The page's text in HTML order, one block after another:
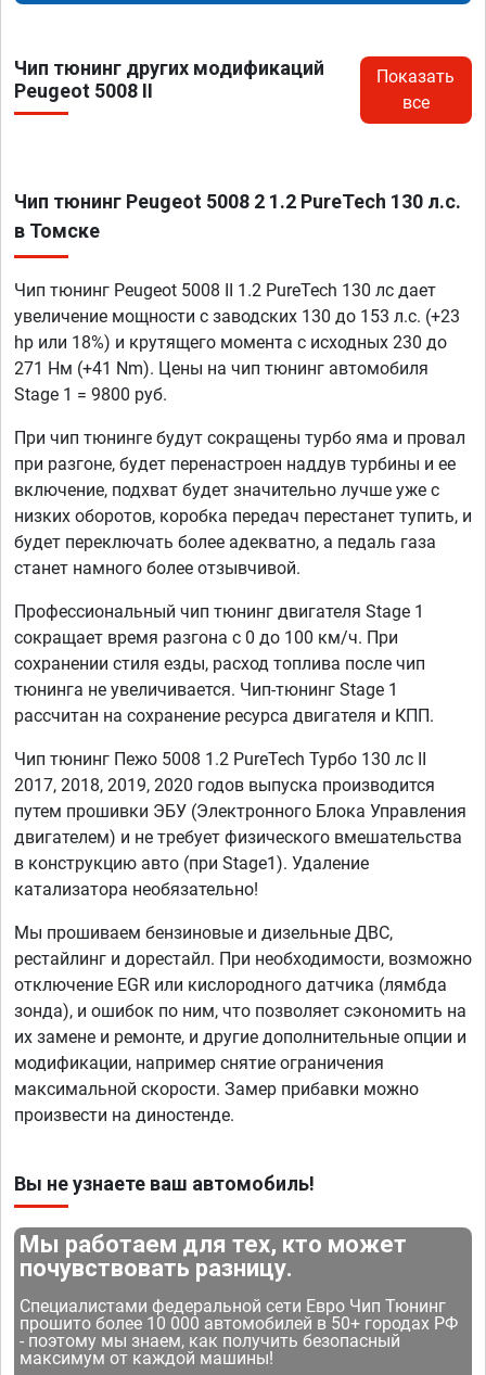
Чип тюнинг других модификаций
Peugeot 5008 II
Показать
все
Чип тюнинг Peugeot 5008 2 1.2 PureTech 130 л.с.
в Томске
Чип тюнинг Peugeot 5008 II 1.2 PureTech 130 лс дает
увеличение мощности с заводских 130 до 153 л.с. (+23
hp или 18%) и крутящего момента с исходных 230 до
271 Нм (+41 Nm). Цены на чип тюнинг автомобиля
Stage 1 = 9800 руб.
При чип тюнинге будут сокращены турбо яма и провал
при разгоне, будет перенастроен наддув турбины и ее
включение, подхват будет значительно лучше уже с
низких оборотов, коробка передач перестанет тупить, и
будет переключать более адекватно, а педаль газа
станет намного более отзывчивой.
Профессиональный чип тюнинг двигателя Stage 1
сокращает время разгона с 0 до 100 км/ч. При
сохранении стиля езды, расход топлива после чип
тюнинга не увеличивается. Чип-тюнинг Stage 1
рассчитан на сохранение ресурса двигателя и КПП.
Чип тюнинг Пежо 5008 1.2 PureTech Турбо 130 лс II
2017, 2018, 2019, 2020 годов выпуска производится
путем прошивки ЭБУ (Электронного Блока Управления
двигателем) и не требует физического вмешательства
в конструкцию авто (при Stage1). Удаление
катализатора необязательно!
Мы прошиваем бензиновые и дизельные ДВС,
рестайлинг и дорестайл. При необходимости, возможно
отключение EGR или кислородного датчика (лямбда
зонда), и ошибок по ним, что позволяет сэкономить на
их замене и ремонте, и другие дополнительные опции и
модификации, например снятие ограничения
максимальной скорости. Замер прибавки можно
произвести на диностенде.
Вы не узнаете ваш автомобиль!
Мы работаем для тех, кто может
почувствовать разницу.
Специалистами федеральной сети Евро Чип Тюнинг
прошито более 10 000 автомобилей в 50+ городах РФ
- поэтому мы знаем, как получить безопасный
максимум от каждой машины!